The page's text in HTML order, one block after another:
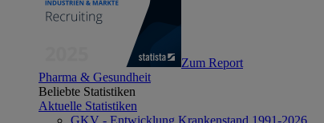
Zum Report
Pharma & Gesundheit
Beliebte Statistiken
Aktuelle Statistiken
GKV - Entwicklung Krankenstand 1991-2026